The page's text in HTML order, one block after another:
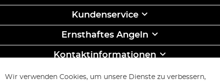
Kundenservice
Ernsthaftes Angeln
Kontaktinformationen
ABONNIEREN & SPAREN
Wir verwenden Cookies, um unsere Dienste zu verbessern,